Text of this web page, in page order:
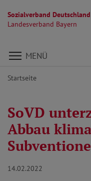
Sozialverband Deutschland
Landesverband Bayern
Direkt zu den Inhalten
MENÜ
Startseite
SoVD
Abbau
14.02.2022